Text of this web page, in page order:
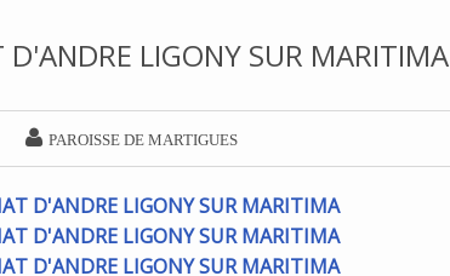
LIGONY SUR MARITIMA
 PAROISSE DE MARTIGUES